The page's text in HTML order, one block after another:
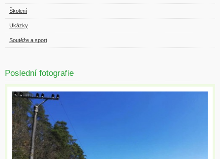
Školení
Ukázky
Soutěže a sport
Poslední fotografie